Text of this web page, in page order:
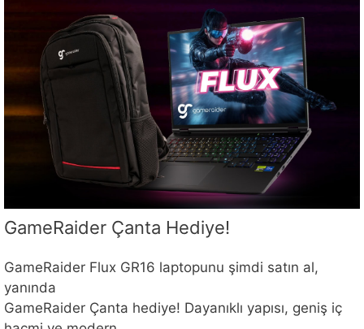
GameRaider Çanta Hediye!
GameRaider Flux GR16 laptopunu şimdi satın al,
yanında
GameRaider Çanta hediye! Dayanıklı yapısı, geniş iç